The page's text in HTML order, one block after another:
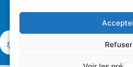
Refuser
Infos
écrire